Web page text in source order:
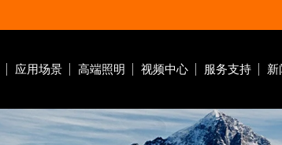
应用场景 高端照明 视频中心 服务支持 新